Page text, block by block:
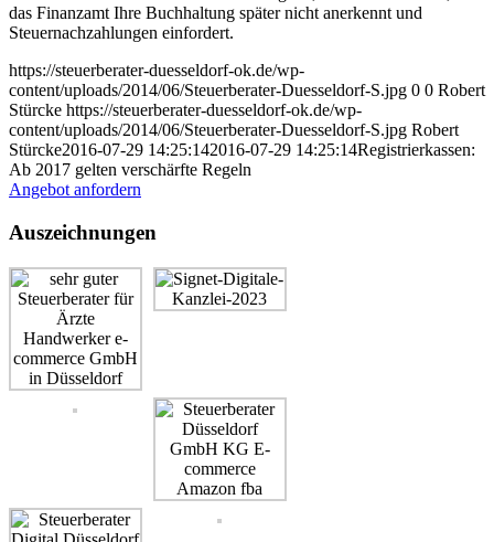
das Finanzamt Ihre Buchhaltung später nicht anerkennt und
Steuernachzahlungen einfordert.
https://steuerberater-duesseldorf-ok.de/wp-
content/uploads/2014/06/Steuerberater-Duesseldorf-S.jpg 0 0 Robert
Stürcke https://steuerberater-duesseldorf-ok.de/wp-
content/uploads/2014/06/Steuerberater-Duesseldorf-S.jpg Robert
Stürcke2016-07-29 14:25:142016-07-29 14:25:14Registrierkassen:
Ab 2017 gelten verschärfte Regeln
Angebot anfordern
Auszeichnungen